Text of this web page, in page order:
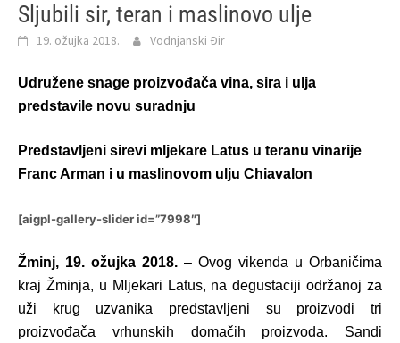
Sljubili sir, teran i maslinovo ulje
19. ožujka 2018. Vodnjanski Đir
Udružene snage proizvođača vina, sira i ulja
predstavile novu suradnju
Predstavljeni sirevi mljekare Latus u teranu vinarije
Franc Arman i u maslinovom ulju Chiavalon
[aigpl-gallery-slider id=”7998″]
Žminj, 19. ožujka 2018. – Ovog vikenda u Orbaničima
kraj Žminja, u Mljekari Latus, na degustaciji održanoj za
uži krug uzvanika predstavljeni su proizvodi tri
proizvođača vrhunskih domačih proizvoda. Sandi